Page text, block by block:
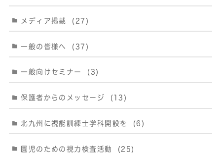
メディア掲載 (27)
一般の皆様へ (37)
一般向けセミナー (3)
保護者からのメッセージ (13)
北九州に視能訓練士学科開設を (6)
園児のための視力検査活動 (25)